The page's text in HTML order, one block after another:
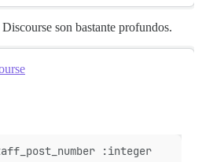
son bastante profundos.
:integer